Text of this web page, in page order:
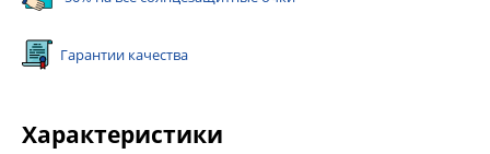
Гарантии качества
Характеристики